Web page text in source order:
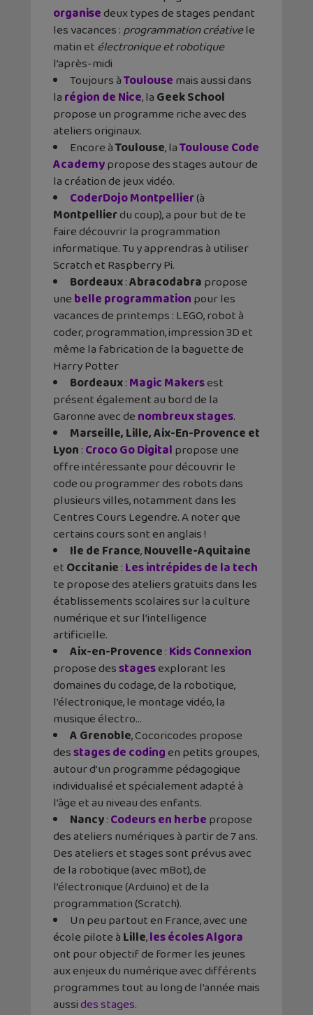
organisedeux types de stages pendant
les vacances :programmation créativele
matin etélectronique et robotique
l’après-midi
Toujours àToulousemais aussi dans
larégion de Nice, laGeek School
propose un programme riche avec des
ateliers originaux.
Encore àToulouse, laToulouse Code
Academypropose des stages autour de
la création de jeux vidéo.
CoderDojo Montpellier(à
Montpellierdu coup), a pour but de te
faire découvrir la programmation
informatique. Tu y apprendras à utiliser
Scratch et Raspberry Pi.
Bordeaux:Abracodabrapropose
unebelle programmationpour les
vacances de printemps : LEGO, robot à
coder, programmation, impression 3D et
même la fabrication de la baguette de
Harry Potter
Bordeaux:Magic Makersest
présent également au bord de la
Garonne avec denombreux stages.
Marseille, Lille, Aix-En-Provence et
Lyon:Croco Go Digitalpropose une
offre intéressante pour découvrir le
code ou programmer des robots dans
plusieurs villes, notamment dans les
Centres Cours Legendre. A noter que
certains cours sont en anglais !
Ile de France,Nouvelle-Aquitaine
etOccitanie:Les intrépides de la tech
te propose des ateliers gratuits dans les
établissements scolaires sur la culture
numérique et sur l’intelligence
artificielle.
Aix-en-Provence:Kids Connexion
propose desstagesexplorant les
domaines du codage, de la robotique,
l’électronique, le montage vidéo, la
musique électro…
A Grenoble, Cocoricodes propose
desstages de codingen petits groupes,
autour d’un programme pédagogique
individualisé et spécialement adapté à
l’âge et au niveau des enfants.
Nancy:Codeurs en herbepropose
des ateliers numériques à partir de 7 ans.
Des ateliers et stages sont prévus avec
de la robotique (avec mBot), de
l’électronique (Arduino) et de la
programmation (Scratch).
Un peu partout en France, avec une
école pilote àLille,les écoles Algora
ont pour objectif de former les jeunes
aux enjeux du numérique avec différents
programmes tout au long de l’année mais
aussides stages.